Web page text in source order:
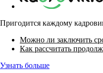
Пригодится каждому
Можно ли заключить
Как рассчитать
Узнать больше